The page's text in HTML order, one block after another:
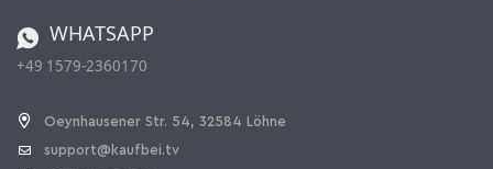
Vertrag widerrufen
WHATSAPP
+49 1579-2360170
Oeynhausener Str. 54, 32584 Löhne
support@kaufbei.tv